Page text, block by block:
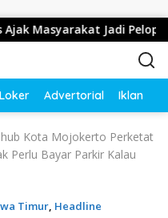
Jadi Pelopor
Loker Advertorial Iklan
Kota Mojokerto Perketat
Perlu Bayar Parkir Kalau
Timur, Headline